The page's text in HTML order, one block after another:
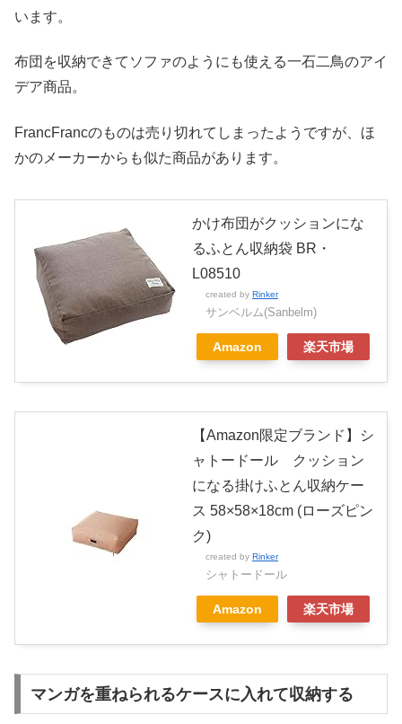
います。
布団を収納できてソファのようにも使える一石二鳥のアイ
デア商品。
FrancFrancのものは売り切れてしまったようですが、ほ
かのメーカーからも似た商品があります。
かけ布団がクッションにな
るふとん収納袋 BR・
L08510
created by Rinker
サンベルム(Sanbelm)
Amazon 楽天市場
【Amazon限定ブランド】シ
ャトードール クッション
になる掛けふとん収納ケー
ス 58×58×18cm (ローズピン
ク)
created by Rinker
シャトードール
Amazon 楽天市場
マンガを重ねられるケースに入れて収納する